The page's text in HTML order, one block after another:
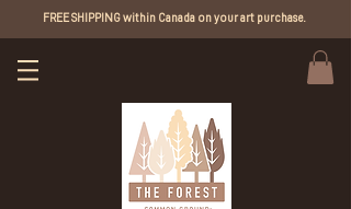
FREE SHIPPING within Canada on your art purchase.